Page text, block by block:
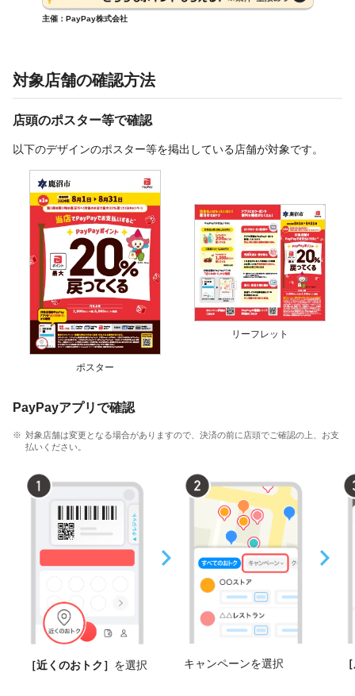
主催：PayPay株式会社
対象店舗の確認方法
店頭のポスター等で確認
以下のデザインのポスター等を掲出している店舗が対象です。
ポスター
リーフレット
PayPayアプリで確認
対象店舗は変更となる場合がありますので、決済の前に店頭でご確認の上、お支
払いください。
［近くのおトク］ を選択 キャンペーンを選択